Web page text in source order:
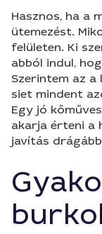
Hasznos, ha a
ütemezést.
felületen. Ki
abból indul,
Szerintem az a
siet mindent
Egy jó
akarja érteni a
javítás